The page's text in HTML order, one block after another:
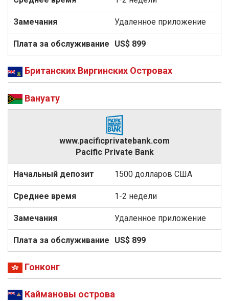
Удаленное приложение
US$ 899
Британских Виргинских Островах
Вануату
www.pacificprivatebank.com
Pacific Private Bank
1500 долларов США
1-2 недели
Удаленное приложение
US$ 899
Гонконг
Каймановы острова